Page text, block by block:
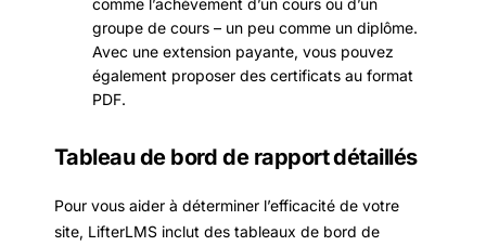
groupe de cours – un peu comme un diplôme.
Avec une extension payante, vous pouvez
également proposer des certificats au format
PDF.
Tableau de bord de rapport détaillés
Pour vous aider à déterminer l’efficacité de votre
site, LifterLMS inclut des tableaux de bord de